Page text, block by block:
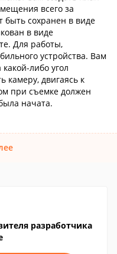
всего за
быть сохранен в виде
в виде
Для работы,
устройства. Вам
либо угол
камеру, двигаясь к
при съемке должен
начата.
разработчика